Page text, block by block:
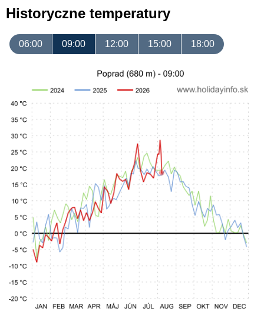
Historyczne temperatury
06:00 09:00 12:00 15:00 18:00